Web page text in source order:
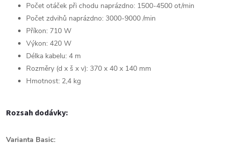
Počet otáček při chodu naprázdno: 1500-4500 ot/min
Počet zdvihů naprázdno: 3000-9000 /min
Příkon: 710 W
Výkon: 420 W
Délka kabelu: 4 m
Rozměry (d x š x v): 370 x 40 x 140 mm
Hmotnost: 2,4 kg
Rozsah dodávky:
Varianta Basic: